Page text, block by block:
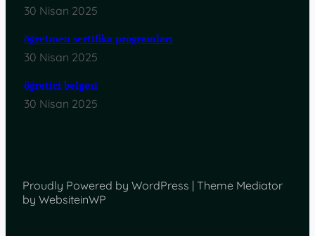
30 Nisan 2025
öğretmen sertifika programları
30 Nisan 2025
öğretici belgesi
30 Nisan 2025
Proudly Powered by WordPress | Theme Mediator
by WebsiteinWP